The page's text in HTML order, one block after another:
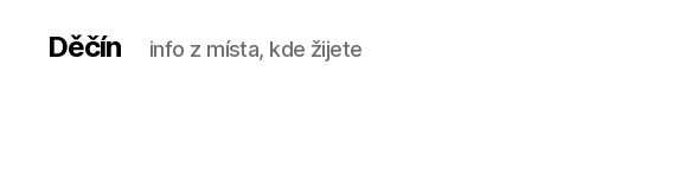
Děčín info z místa, kde žijete